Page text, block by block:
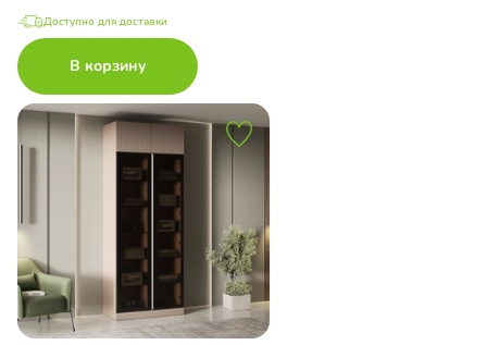
Доступно для доставки
В корзину